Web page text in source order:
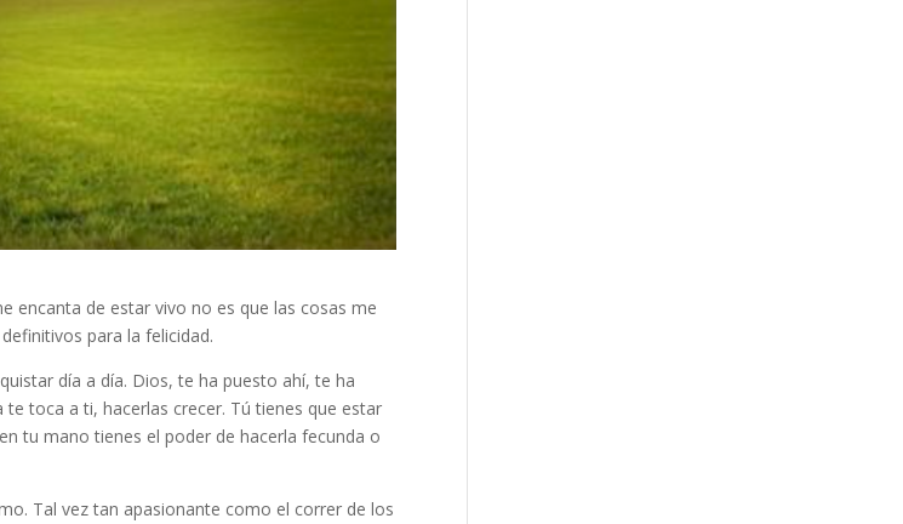
encanta de estar vivo no es que las cosas me
para la felicidad.
día a día. Dios, te ha puesto ahí, te ha
toca a ti, hacerlas crecer. Tú tienes que estar
tu mano tienes el poder de hacerla fecunda o
Tal vez tan apasionante como el correr de los